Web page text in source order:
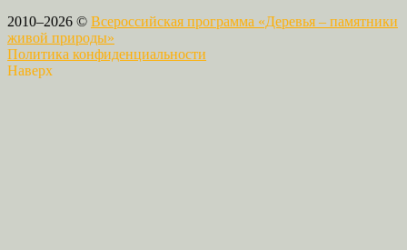
2010–2026 © Всероссийская программа «Деревья – памятники
живой природы»
Политика конфиденциальности
Наверх